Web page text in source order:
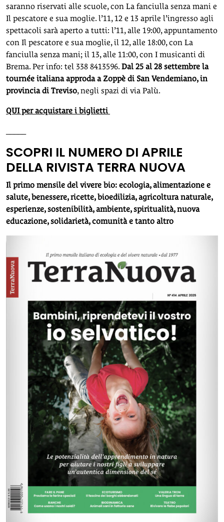
saranno riservati alle scuole, con La fanciulla senza mani e
Il pescatore e sua moglie. l’11, 12 e 13 aprile l’ingresso agli
spettacoli sarà aperto a tutti: l’11, alle 19:00, appuntamento
con Il pescatore e sua moglie, il 12, alle 18:00, con La
fanciulla senza mani; il 13, alle 11:00, con I musicanti di
Brema. Per info: tel 338 8413596. Dal 25 al 28 settembre la
tournée italiana approda a Zoppè di San Vendemiano, in
provincia di Treviso, negli spazi di via Palù.
QUI per acquistare i biglietti
SCOPRI IL NUMERO DI APRILE
DELLA RIVISTA TERRA NUOVA
Il primo mensile del vivere bio: ecologia, alimentazione e
salute, benessere, ricette, bioedilizia, agricoltura naturale,
esperienze, sostenibilità, ambiente, spiritualità, nuova
educazione, solidarietà, comunità e tanto altro